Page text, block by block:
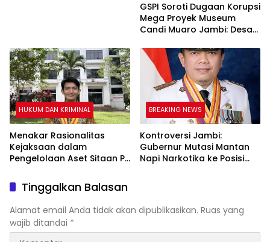
GSPI Soroti Dugaan Korupsi
Mega Proyek Museum
Candi Muaro Jambi: Desak
Peran Kepala Balai
HUKUM DAN KRIMINAL
Menakar Rasionalitas
Kejaksaan dalam
Pengelolaan Aset Sitaan PT
BREAKING NEWS
Kontroversi Jambi:
Gubernur Mutasi Mantan
Napi Narkotika ke Posisi
Tinggalkan Balasan
Alamat email Anda tidak akan dipublikasikan. Ruas yang
wajib ditandai *